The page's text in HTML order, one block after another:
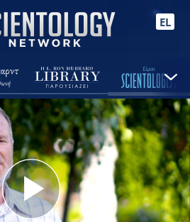
EL
Play